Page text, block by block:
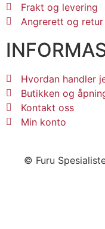
Hvordan handler
Butikken og
Kontakt oss
Min konto
Frakt og levering
Angrerett og retur
© Furu